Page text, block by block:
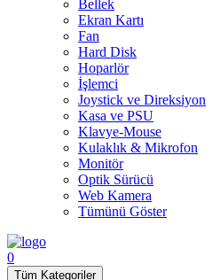
Bellek
Ekran Kartı
Fan
Hard Disk
Hoparlör
İşlemci
Joystick ve Direksiyon
Kasa ve PSU
Klavye-Mouse
Kulaklık & Mikrofon
Monitör
Optik Sürücü
Web Kamera
Tümünü Göster
0
Tüm Kategoriler